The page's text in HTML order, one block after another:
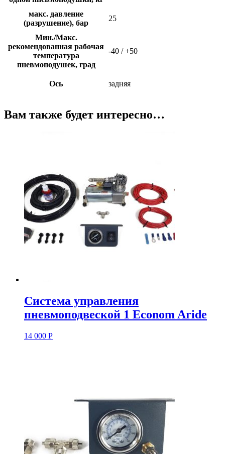
макс. давление
(разрушение), бар
25
Мин./Макс.
рекомендованная рабочая
температура
пневмоподушек, град
-40 / +50
Ось задняя
Вам также будет интересно…
Система управления
пневмоподвеской 1 Econom Aride
14 000 Р